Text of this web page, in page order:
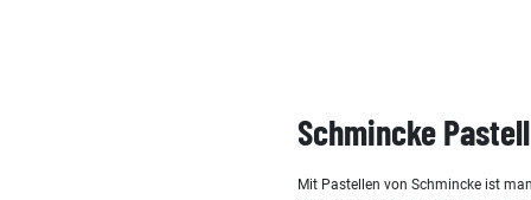
Schmincke Pastell
Mit Pastellen von Schmincke ist